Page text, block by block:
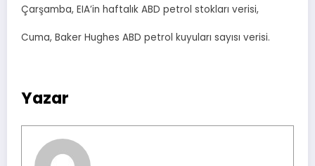
Çarşamba, EIA’in haftalık ABD petrol stokları verisi,
Cuma, Baker Hughes ABD petrol kuyuları sayısı verisi.
Yazar